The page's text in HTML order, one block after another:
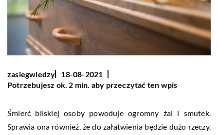
zasiegwiedzy
18-08-2021
Potrzebujesz ok. 2 min. aby przeczytać ten wpis
Śmierć bliskiej osoby powoduje ogromny żal i smutek.
Sprawia ona również, że do załatwienia będzie dużo rzeczy.